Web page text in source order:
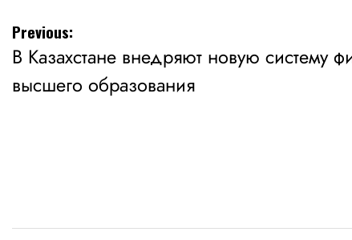
Навигация
по
записям
Previous:
В Казахстане внедряют новую систему
высшего образования